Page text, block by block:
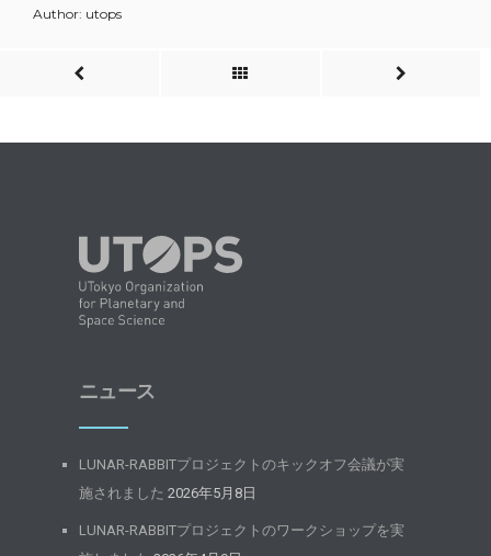
Author: utops
ニュース
LUNAR-RABBITプロジェクトのキックオフ会議が実
施されました 2026年5月8日
LUNAR-RABBITプロジェクトのワークショップを実